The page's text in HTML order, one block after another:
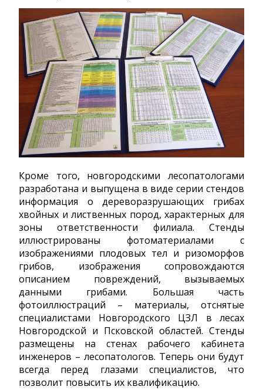
Кроме того, новгородскими лесопатологами
разработана и выпущена в виде серии стендов
информация о дереворазрушающих грибах
хвойных и лиственных пород, характерных для
зоны ответственности филиала. Стенды
иллюстрированы фотоматериалами с
изображениями плодовых тел и ризоморфов
грибов, изображения сопровождаются
описанием повреждений, вызываемых
данными грибами. Большая часть
фотоиллюстраций – материалы, отснятые
специалистами Новгородского ЦЗЛ в лесах
Новгородской и Псковской областей. Стенды
размещены на стенах рабочего кабинета
инженеров – лесопатологов. Теперь они будут
всегда перед глазами специалистов, что
позволит повысить их квалификацию.